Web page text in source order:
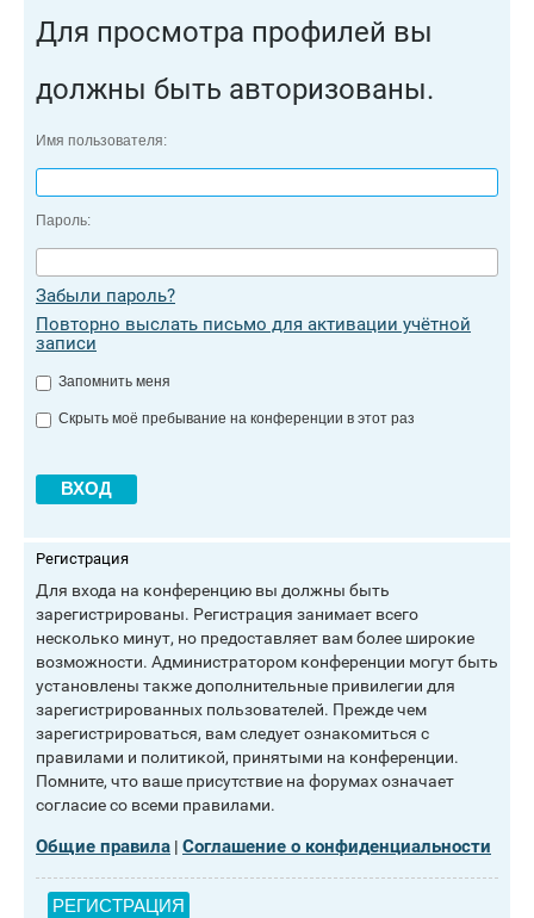
Для просмотра профилей вы
должны быть авторизованы.
Имя пользователя:
Пароль:
Забыли пароль?
Повторно выслать письмо для активации учётной
записи
Запомнить меня
Скрыть моё пребывание на конференции в этот раз
Регистрация
Для входа на конференцию вы должны быть
зарегистрированы. Регистрация занимает всего
несколько минут, но предоставляет вам более широкие
возможности. Администратором конференции могут быть
установлены также дополнительные привилегии для
зарегистрированных пользователей. Прежде чем
зарегистрироваться, вам следует ознакомиться с
правилами и политикой, принятыми на конференции.
Помните, что ваше присутствие на форумах означает
согласие со всеми правилами.
Общие правила | Соглашение о конфиденциальности
РЕГИСТРАЦИЯ